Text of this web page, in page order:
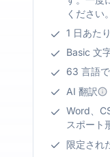
ください。
1 日あた
Basic 文
63 言語
AI 翻訳
Word、
スポート
限定され